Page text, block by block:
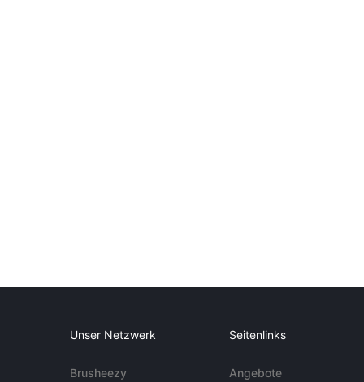
Unser Netzwerk
Brusheezy
Seitenlinks
Angebote